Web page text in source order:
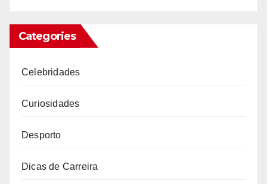
Categories
Celebridades
Curiosidades
Desporto
Dicas de Carreira